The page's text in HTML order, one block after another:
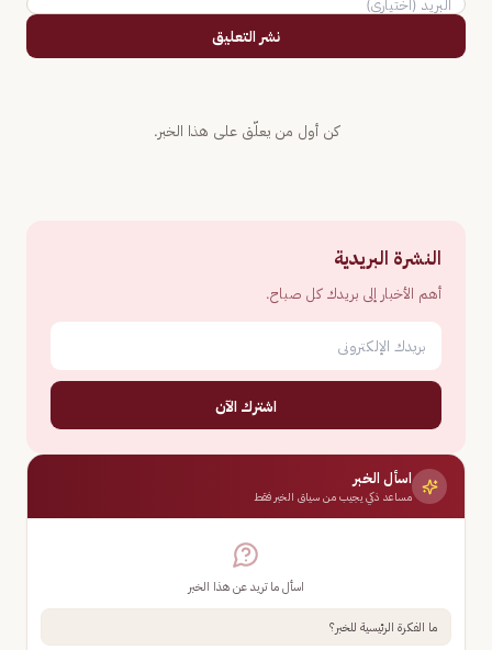
نشر التعليق
كن أول من يعلّق على هذا الخبر.
النشرة البريدية
أهم الأخبار إلى بريدك كل صباح.
اشترك الآن
اسأل الخبر
مساعد ذكي يجيب من سياق الخبر فقط
اسأل ما تريد عن هذا الخبر
ما الفكرة الرئيسية للخبر؟